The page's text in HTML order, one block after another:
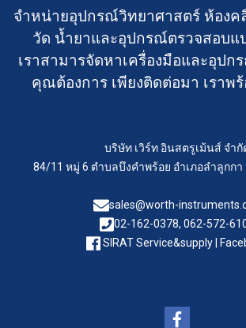
จำหน่ายอุปกรณ์วิทยาศาสตร์ ห้องค
วัด น้ำยาและอุปกรณ์ตรวจสอบแ
เราสามารจัดหาเครื่องมือและอุปก
คุณต้องการ เพียงติดต่อมา เราพ
บริษัท เวิร์ท อินสตรูเม้นส์ จำกั
84/11 หมู่ 6 ตำบลบึงคำพร้อย อำเภอลำลูกก
sales@worth-
02-162-0378, 062-572-
SIRAT Service&supply |